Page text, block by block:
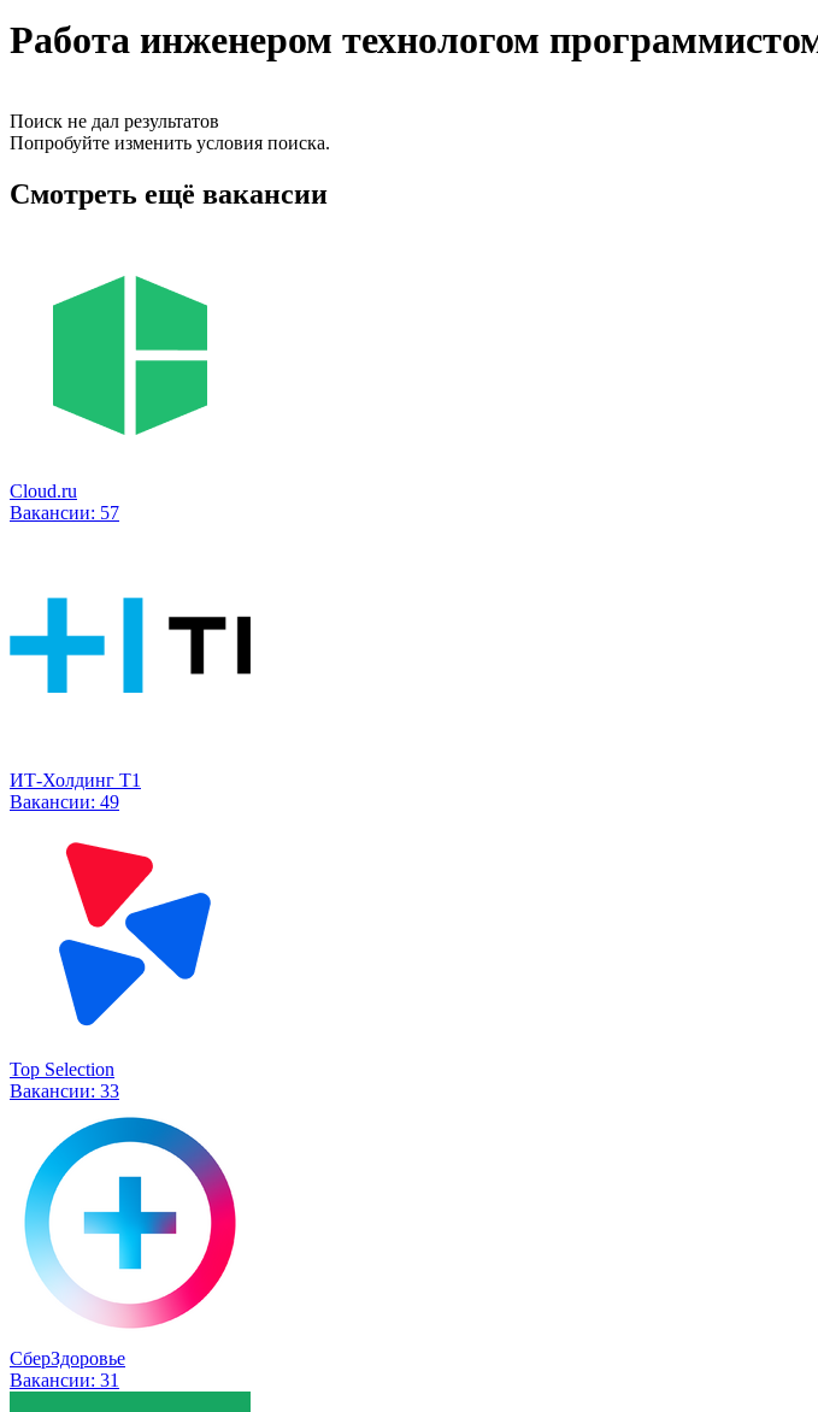
Работа инженером технологом
Поиск не дал результатов
Попробуйте изменить условия поиска.
Смотреть ещё вакансии
Cloud.ru
Вакансии: 57
ИТ-Холдинг Т1
Вакансии: 49
Top Selection
Вакансии: 33
СберЗдоровье
Вакансии: 31